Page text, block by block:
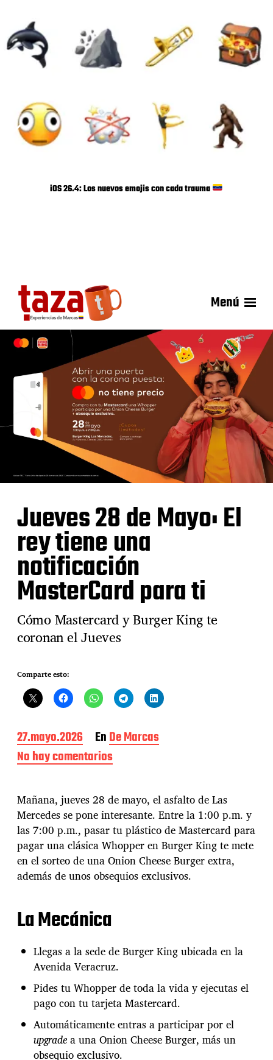
iOS 26.4: Los nuevos emojis con cada trauma
Menú
Jueves 28 de Mayo: El
rey tiene una
notificación
MasterCard para ti
Cómo Mastercard y Burger King te
coronan el Jueves
Comparte esto:
F
e
c
d
e
l
a
e
n
t
r
d
a
27.mayo.2026 EnDe Marcas
No hay comentariose
n
u
e
v
e
s
2
8
d
:
E
l
r
e
y
t
i
e
Mañana, jueves 28 de mayo, el asfalto de Las
Mercedes se pone interesante. Entre la 1:00 p.m. y
las 7:00 p.m., pasar tu plástico de Mastercard para
pagar una clásica Whopper en Burger King te mete
en el sorteo de una Onion Cheese Burger extra,
además de unos obsequios exclusivos.
La Mecánica
Llegas a la sede de Burger King ubicada en la
Avenida Veracruz.
Pides tu Whopper de toda la vida y ejecutas el
pago con tu tarjeta Mastercard.
Automáticamente entras a participar por el
upgradea una Onion Cheese Burger, más un
obsequio exclusivo.